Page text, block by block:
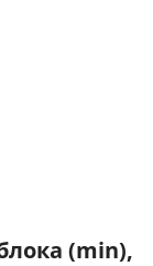
(min),